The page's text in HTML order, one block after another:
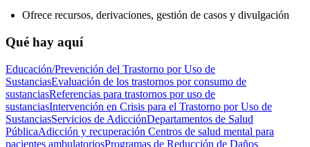
Ofrece recursos, derivaciones, gestión de casos y divulgación
Qué hay aquí
Educación/Prevención del Trastorno por Uso de
SustanciasEvaluación de los trastornos por consumo de
sustanciasReferencias para trastornos por uso de
sustanciasIntervención en Crisis para el Trastorno por Uso de
SustanciasServicios de AdicciónDepartamentos de Salud
PúblicaAdicción y recuperación Centros de salud mental para
pacientes ambulatoriosProgramas de Reducción de Daños